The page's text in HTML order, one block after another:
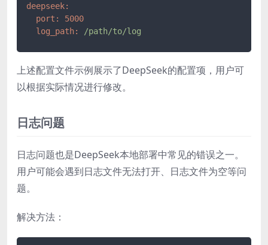
deepseek:
port:
5000
log_path:
/path/to/log
上述配置文件示例展示了DeepSeek的配置项，用户可
以根据实际情况进行修改。
日志问题
日志问题也是DeepSeek本地部署中常见的错误之一。
用户可能会遇到日志文件无法打开、日志文件为空等问
题。
解决方法：